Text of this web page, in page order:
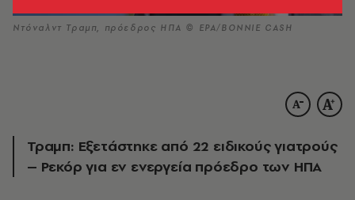
Ντόναλντ Τραμπ, πρόεδρος ΗΠΑ © EPA/BONNIE CASH
Τραμπ: Εξετάστηκε από 22 ειδικούς γιατρούς
– Ρεκόρ για εν ενεργεία πρόεδρο των ΗΠΑ